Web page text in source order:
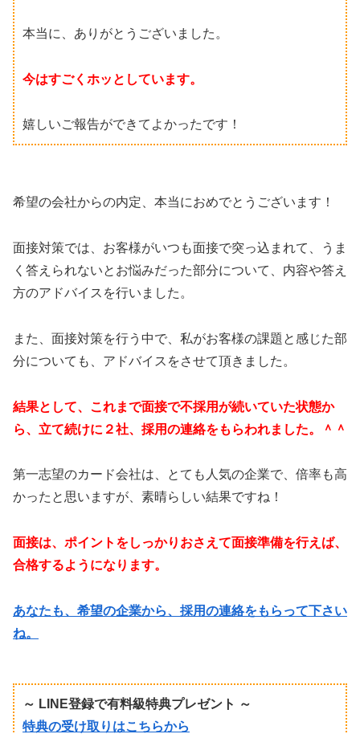
本当に、ありがとうございました。
今はすごくホッとしています。
嬉しいご報告ができてよかったです！
希望の会社からの内定、本当におめでとうございます！
面接対策では、お客様がいつも面接で突っ込まれて、うま
く答えられないとお悩みだった部分について、内容や答え
方のアドバイスを行いました。
また、面接対策を行う中で、私がお客様の課題と感じた部
分についても、アドバイスをさせて頂きました。
結果として、これまで面接で不採用が続いていた状態か
ら、立て続けに２社、採用の連絡をもらわれました。＾＾
第一志望のカード会社は、とても人気の企業で、倍率も高
かったと思いますが、素晴らしい結果ですね！
面接は、ポイントをしっかりおさえて面接準備を行えば、
合格するようになります。
あなたも、希望の企業から、採用の連絡をもらって下さい
ね。
～ LINE登録で有料級特典プレゼント ～
特典の受け取りはこちらから